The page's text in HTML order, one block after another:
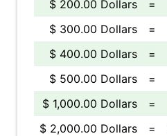
$ 200.00 Dollars
=
$ 300.00 Dollars
=
$ 400.00 Dollars
=
$ 500.00 Dollars
=
$ 1,000.00 Dollars
=
$ 2,000.00 Dollars
=